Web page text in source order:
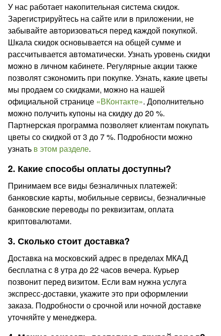
У нас работает накопительная система скидок.
Зарегистрируйтесь на сайте или в приложении, не
забывайте авторизоваться перед каждой покупкой.
Шкала скидок основывается на общей сумме и
рассчитывается автоматически. Узнать уровень скидки
можно в личном кабинете. Регулярные акции также
позволят сэкономить при покупке. Узнать, какие цветы
мы продаем со скидками, можно на нашей
официальной странице «ВКонтакте». Дополнительно
можно получить купоны на скидку до 20 %.
Партнерская программа позволяет клиентам покупать
цветы со скидкой от 3 до 7 %. Подробности можно
узнать в этом разделе.
2. Какие способы оплаты доступны?
Принимаем все виды безналичных платежей:
банковские карты, мобильные сервисы, безналичные
банковские переводы по реквизитам, оплата
криптовалютами.
3. Сколько стоит доставка?
Доставка на московский адрес в пределах МКАД
бесплатна с 8 утра до 22 часов вечера. Курьер
позвонит перед визитом. Если вам нужна услуга
экспресс-доставки, укажите это при оформлении
заказа. Подробности о срочной или ночной доставке
уточняйте у менеджера.